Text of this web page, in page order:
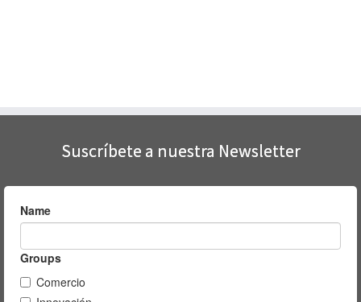
Suscríbete a nuestra Newsletter